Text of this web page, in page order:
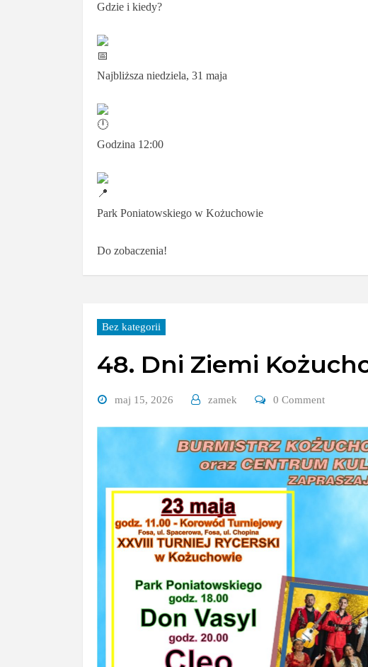
Gdzie i kiedy?
Najbliższa niedziela, 31 maja
Godzina 12:00
Park Poniatowskiego w Kożuchowie
Do zobaczenia!
Bez kategorii
48. Dni Ziemi
maj 15, 2026 zamek 0 Comment